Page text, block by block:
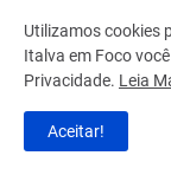
Utilizamos cookies
Italva em Foco
Privacidade. Leia
Aceitar!